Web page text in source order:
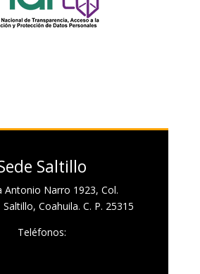
Saltillo
Antonio Narro 1923, Col.
Coahuila. C. P. 25315
Teléfonos: